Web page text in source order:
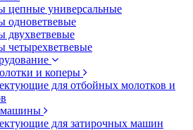
цепные универсальные
одноветвевые
двухветвевые
четырехветвевые
и коперы
для отбойных молотков и
машины
для затирочных машин